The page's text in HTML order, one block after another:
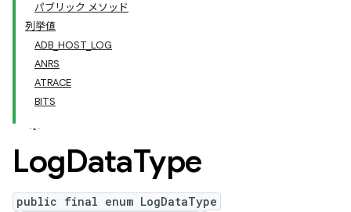
パブリック メソッド
列挙値
ADB_HOST_LOG
ANRS
ATRACE
BITS
LogDataType
public final enum LogDataType